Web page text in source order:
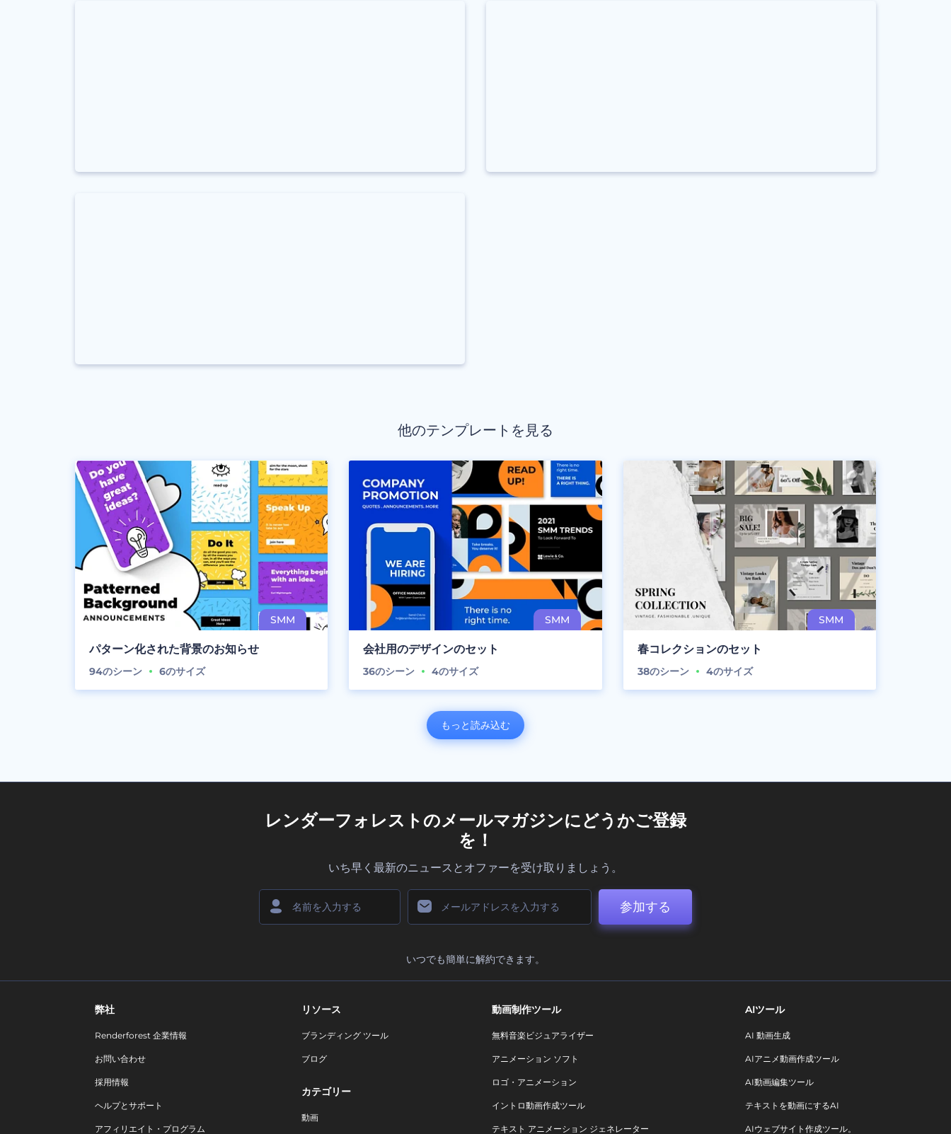
他のテンプレートを見る
パターン化された背景のお知らせ
94のシーン 6のサイズ
会社用のデザインのセット
36のシーン 4のサイズ
春コレクションのセット
38のシーン 4のサイズ
もっと読み込む
レンダーフォレストのメールマガジンにどうかご登録
を！
いち早く最新のニュースとオファーを受け取りましょう。
参加する
いつでも簡単に解約できます。
弊社
Renderforest 企業情報
お問い合わせ
採用情報
ヘルプとサポート
アフィリエイト・プログラム
リソース
ブランディング ツール
ブログ
カテゴリー
動画
動画制作ツール
無料音楽ビジュアライザー
アニメーション ソフト
ロゴ・アニメーション
イントロ動画作成ツール
テキスト アニメーション ジェネレーター
AIツール
AI 動画生成
AIアニメ動画作成ツール
AI動画編集ツール
テキストを動画にするAI
AIウェブサイト作成ツール。